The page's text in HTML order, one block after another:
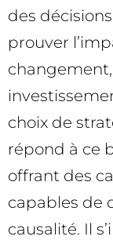
des
prouver
choix de
répond à ce
offrant des
capables de
causalité. Il